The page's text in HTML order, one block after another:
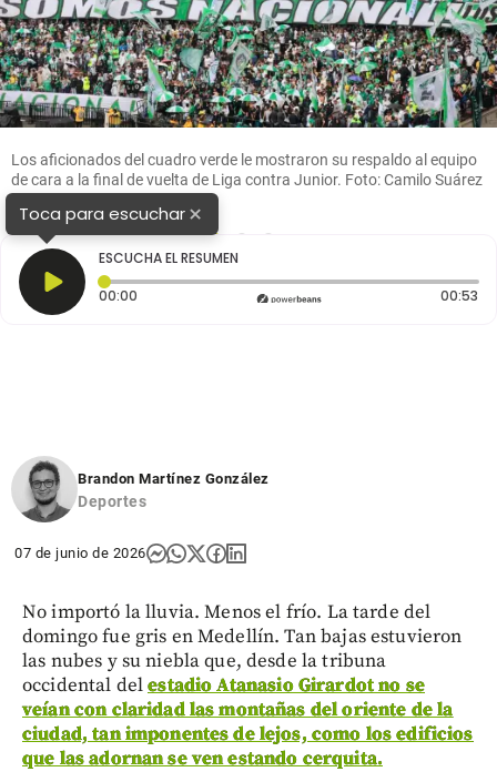
Los aficionados del cuadro verde le mostraron su respaldo al equipo
de cara a la final de vuelta de Liga contra Junior. Foto: Camilo Suárez
Toca para escuchar×
ESCUCHA EL RESUMEN
00:00 Tiempo transcurrido: 0 segundos 00:53
Brandon Martínez González
Deportes
07 de junio de 2026
No importó la lluvia. Menos el frío. La tarde del
domingo fue gris en Medellín. Tan bajas estuvieron
las nubes y su niebla que, desde la tribuna
occidental delestadio Atanasio Girardot no se
veían con claridad las montañas del oriente de la
ciudad, tan imponentes de lejos, como los edificios
que las adornan se ven estando cerquita.